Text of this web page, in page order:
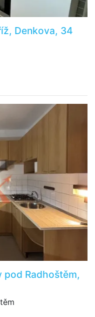
Denkova, 34
pod Radhoštěm,